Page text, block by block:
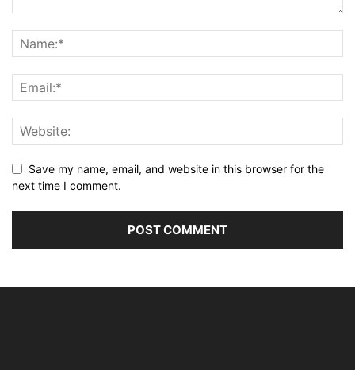
Save my name, email, and website in this browser for the
next time I comment.